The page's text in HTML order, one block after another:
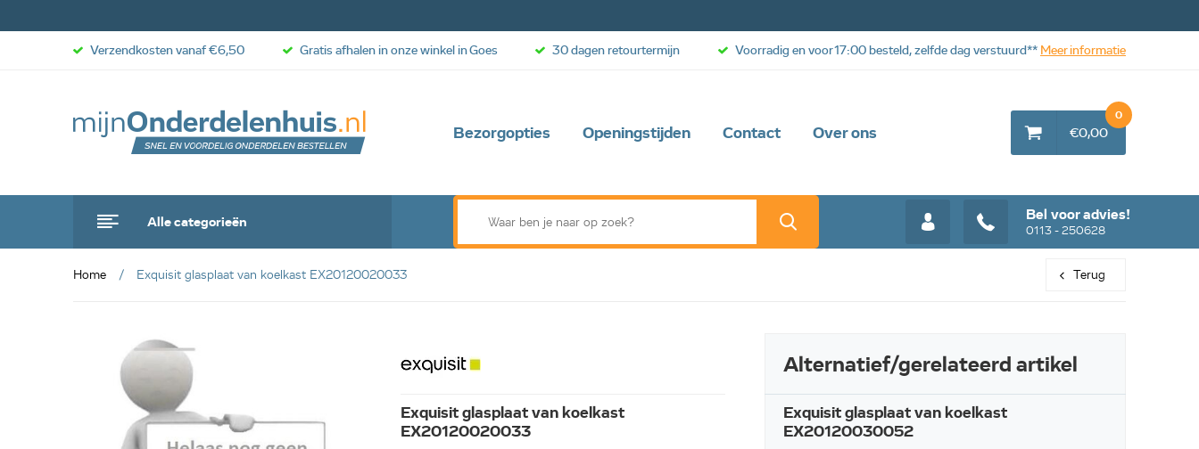
Bezorgopties Openingstijden Contact Over ons
Alle categorieën Bel voor advies!
0113 - 250628
€0,00
0
Verzendkosten vanaf €6,50 Gratis afhalen in onze winkel in Goes 30 dagen retourtermijn Voorradig en voor 17:00 besteld, zelfde dag verstuurd** Meer informatie
Home Exquisit glasplaat van koelkast EX20120020033 Terug
Exquisit glasplaat van koelkast
EX20120020033
Alternatief/gerelateerd artikel
Exquisit glasplaat van koelkast
EX20120030052